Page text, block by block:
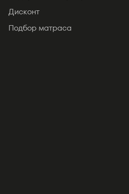
Дисконт
Подбор матраса